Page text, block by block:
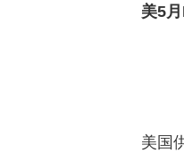
美5
美国